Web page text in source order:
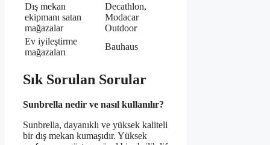
Dış mekan
ekipmanı satan
mağazalar
Decathlon,
Modacar
Outdoor
Ev iyileştirme
mağazaları
Bauhaus
Sık Sorulan Sorular
Sunbrella nedir ve nasıl kullanılır?
Sunbrella, dayanıklı ve yüksek kaliteli
bir dış mekan kumaşıdır. Yüksek